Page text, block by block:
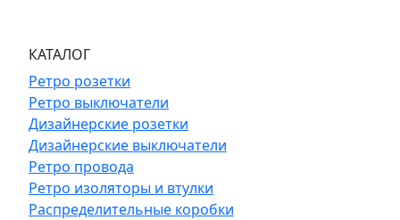
КАТАЛОГ
Ретро розетки
Ретро выключатели
Дизайнерские розетки
Дизайнерские выключатели
Ретро провода
Ретро изоляторы и втулки
Распределительные коробки